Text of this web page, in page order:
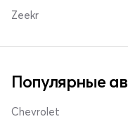
Zeekr
Популярные
Chevrolet